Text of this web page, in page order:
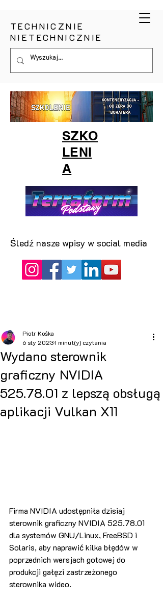
TECHNICZNIE
NIETECHNICZNIE
SZKO
LENI
A
Śledź nasze wpisy w social media
Wydano sterownik
graficzny NVIDIA
525.78.01 z lepszą obsługą
aplikacji Vulkan X11
Piotr Kośka
6 sty 20231 minut(y) czytania
Firma NVIDIA udostępniła dzisiaj
sterownik graficzny NVIDIA 525.78.01
dla systemów GNU/Linux, FreeBSD i
Solaris, aby naprawić kilka błędów w
poprzednich wersjach gotowej do
produkcji gałęzi zastrzeżonego
sterownika wideo.